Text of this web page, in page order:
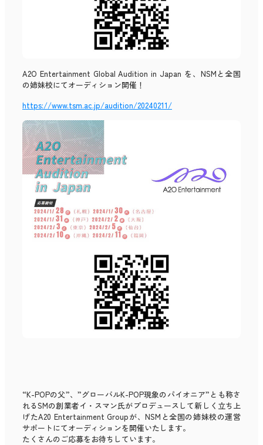
A2O Entertainment Global Audition in Japan を、NSMと全国
の姉妹校にてオーディション開催！
https://www.tsm.ac.jp/audition/20240211/
“K-POPの父”、”グローバルK-POP現象のパイオニア”とも称さ
れるSMの創業者イ・スマン氏がプロデュースして新しく立ち上
げたA20 Entertainment Groupが、NSMと全国の姉妹校の運営
サポートにてオーディションを開催いたします。
たくさんのご応募をお待ちしています。